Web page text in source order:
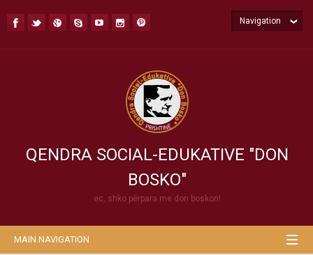
QENDRA SOCIAL-EDUKATIVE "DON
BOSKO"
ec, shko përpara me don boskon!
Navigation
MAIN NAVIGATION